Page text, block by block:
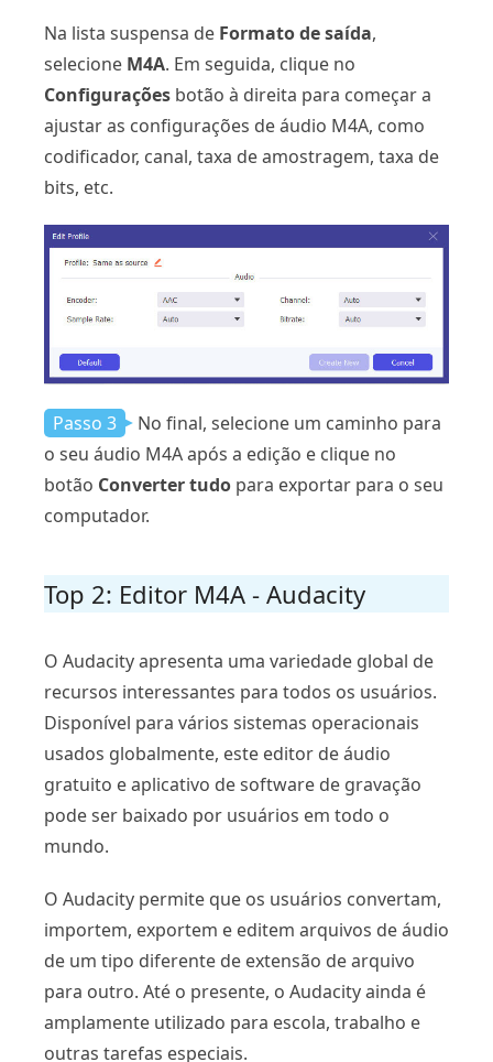
Na lista suspensa de Formato de saída,
selecione M4A. Em seguida, clique no
Configurações botão à direita para começar a
ajustar as configurações de áudio M4A, como
codificador, canal, taxa de amostragem, taxa de
bits, etc.
Passo 3
No final, selecione um caminho para
o seu áudio M4A após a edição e clique no
botão Converter tudo para exportar para o seu
computador.
Top 2: Editor M4A - Audacity
O Audacity apresenta uma variedade global de
recursos interessantes para todos os usuários.
Disponível para vários sistemas operacionais
usados ​​globalmente, este editor de áudio
gratuito e aplicativo de software de gravação
pode ser baixado por usuários em todo o
mundo.
O Audacity permite que os usuários convertam,
importem, exportem e editem arquivos de áudio
de um tipo diferente de extensão de arquivo
para outro. Até o presente, o Audacity ainda é
amplamente utilizado para escola, trabalho e
outras tarefas especiais.